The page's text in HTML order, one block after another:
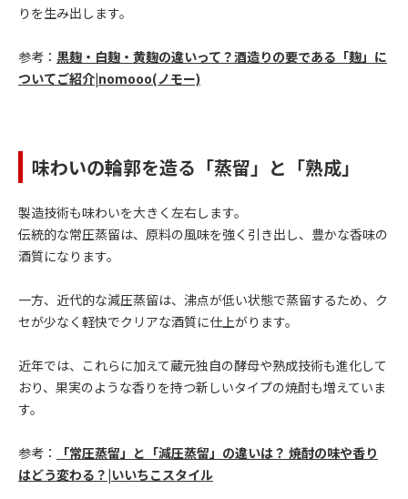
りを生み出します。
参考： 黒麹・白麹・黄麹の違いって？酒造りの要である「麹」に
ついてご紹介|nomooo(ノモー)
味わいの輪郭を造る「蒸留」と「熟成」
製造技術も味わいを大きく左右します。
伝統的な常圧蒸留は、原料の風味を強く引き出し、豊かな香味の
酒質になります。
一方、近代的な減圧蒸留は、沸点が低い状態で蒸留するため、ク
セが少なく軽快でクリアな酒質に仕上がります。
近年では、これらに加えて蔵元独自の酵母や熟成技術も進化して
おり、果実のような香りを持つ新しいタイプの焼酎も増えていま
す。
参考：
「常圧蒸留」と「減圧蒸留」の違いは？ 焼酎の味や香り
はどう変わる？|いいちこスタイル